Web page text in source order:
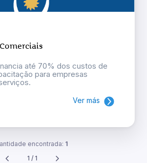
até 70% dos custos de
para empresas
Ver más
encontrada: 1
1 / 1